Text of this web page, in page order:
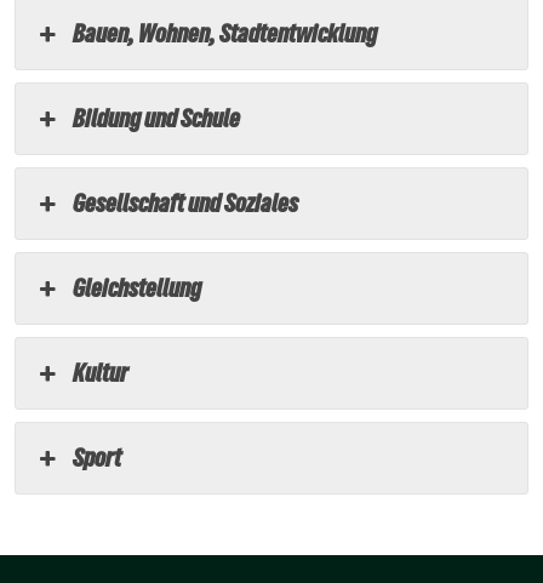
Bauen, Wohnen, Stadtentwicklung
Bildung und Schule
Gesellschaft und Soziales
Gleichstellung
Kultur
Sport